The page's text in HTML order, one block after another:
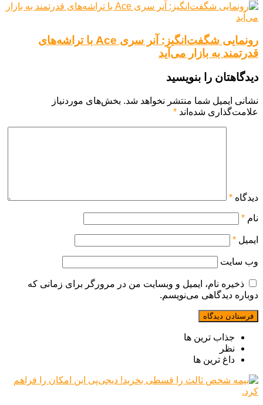
رونمایی شگفت‌انگیز: آنر سری Ace با تراشه‌های
قدرتمند به بازار می‌آید
دیدگاهتان را بنویسید
نشانی ایمیل شما منتشر نخواهد شد. بخش‌های موردنیاز
علامت‌گذاری شده‌اند *
دیدگاه *
نام *
ایمیل *
وب‌ سایت
ذخیره نام، ایمیل و وبسایت من در مرورگر برای زمانی که
دوباره دیدگاهی می‌نویسم.
جذاب ترین ها
نظر
داغ ترین ها